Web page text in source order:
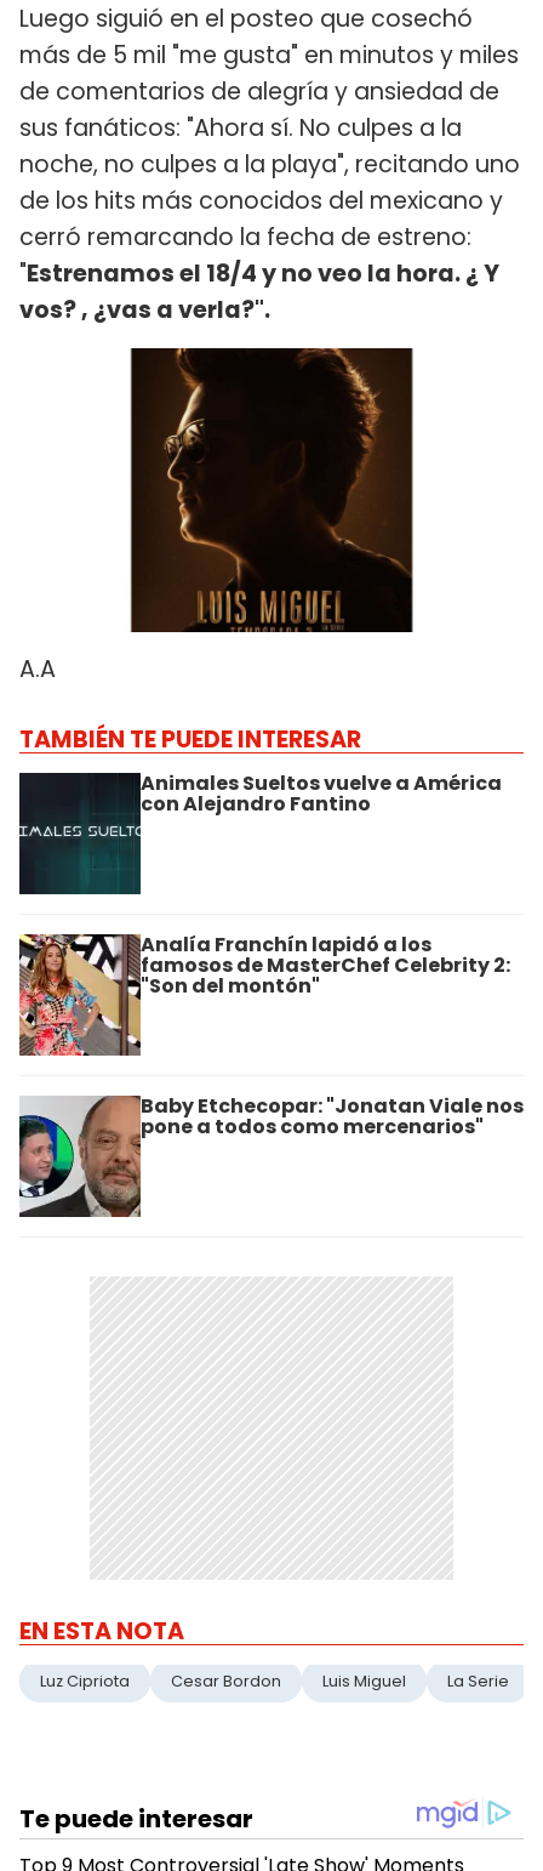
Luego siguió en el posteo que cosechó
más de 5 mil "me gusta" en minutos y miles
de comentarios de alegría y ansiedad de
sus fanáticos: "Ahora sí. No culpes a la
noche, no culpes a la playa", recitando uno
de los hits más conocidos del mexicano y
cerró remarcando la fecha de estreno:
"Estrenamos el 18/4 y no veo la hora. ¿ Y
vos? , ¿vas a verla?".
A.A
TAMBIÉN TE PUEDE INTERESAR
Animales Sueltos vuelve a América
con Alejandro Fantino
Analía Franchín lapidó a los
famosos de MasterChef Celebrity 2:
"Son del montón"
Baby Etchecopar: "Jonatan Viale nos
pone a todos como mercenarios"
EN ESTA NOTA
Luz Cipriota Cesar Bordon Luis Miguel La Serie